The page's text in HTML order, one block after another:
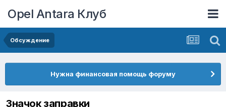
Opel Antara Клуб
Обсуждение
Нужна финансовая помощь форуму
Значок заправки